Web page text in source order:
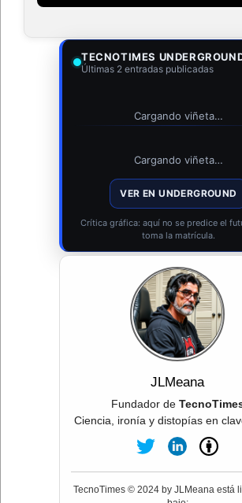
TECNOTIMES
Últimas 2 entradas publicadas
Cargando viñeta…
Cargando viñeta…
VER EN UNDERGROUND
Crítica gráfica: aquí no se predice el
toma la matrícula.
JLMeana
Fundador de
Ciencia, ironía y distopías en
TecnoTimes © 2024 by JLMeana está